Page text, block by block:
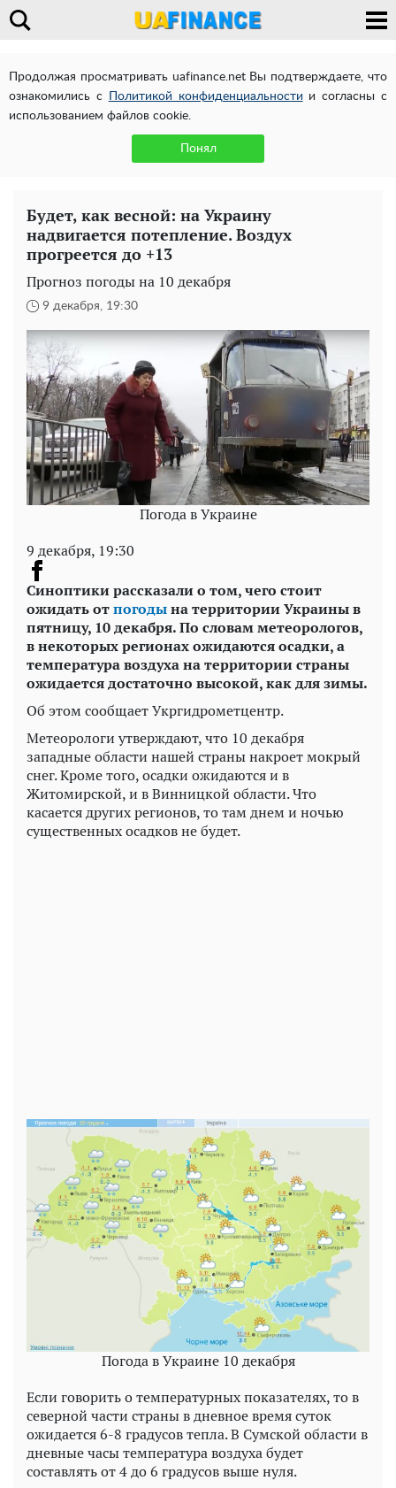
Продолжая просматривать uafinance.net Вы подтверждаете, что
ознакомились с
Политикой конфиденциальности и согласны с
использованием файлов cookie.
Понял
Будет, как весной: на Украину
надвигается потепление. Воздух
прогреется до +13
Прогноз погоды на 10 декабря
9 декабря, 19:30
Погода в Украине
9 декабря, 19:30
Синоптики рассказали о том, чего стоит
ожидать отпогодына территории Украины в
пятницу, 10 декабря. По словам метеорологов,
в некоторых регионах ожидаются осадки, а
температура воздуха на территории страны
ожидается достаточно высокой, как для зимы.
Об этом сообщает Укргидрометцентр.
Метеорологи утверждают, что 10 декабря
западные области нашей страны накроет мокрый
снег. Кроме того, осадки ожидаются и в
Житомирской, и в Винницкой области. Что
касается других регионов, то там днем и ночью
существенных осадков не будет.
Погода в Украине 10 декабря
Если говорить о температурных показателях, то в
северной части страны в дневное время суток
ожидается 6-8 градусов тепла. В Сумской области в
дневные часы температура воздуха будет
составлять от 4 до 6 градусов выше нуля.